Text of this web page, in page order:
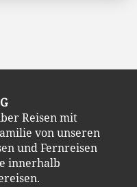
Reisen mit
von unseren
und Fernreisen
innerhalb